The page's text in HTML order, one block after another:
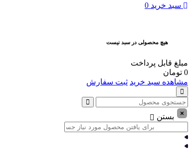
سبد خرید 0
هیچ محصولی در سبد نیست
مبلغ قابل پرداخت
0 تومان
مشاهده سبد خرید ثبت سفارش
بستن